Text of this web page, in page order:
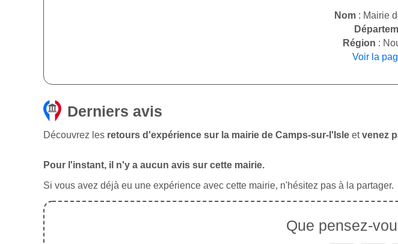
Nom: Mairie
Région :
Voir la
Derniers avis
Découvrez les retours d'expérience sur la mairie de Camps-sur-l'Isle etvenez
Pour l'instant, il n'y a aucun avis sur cette mairie.
Si vous avez déjà eu une expérience avec cette mairie, n'hésitez pas à la partager.
Que pensez-